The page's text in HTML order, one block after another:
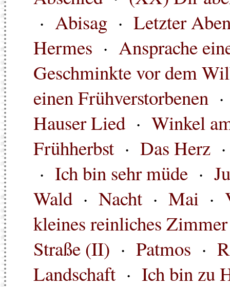
· Abisag · Letzter
Hermes · Ansprache
Geschminkte vor dem
einen Frühverstorbenen
Hauser Lied · Winkel
Frühherbst · Das Herz
· Ich bin sehr müde ·
Wald · Nacht · Mai ·
kleines reinliches Zimmer
Straße (II) · Patmos ·
Landschaft · Ich bin zu